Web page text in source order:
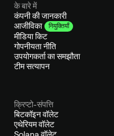
के बारे में
कंपनी की जानकारी
आजीविका
नियुक्तियाँ
मीडिया किट
गोपनीयता नीति
उपयोगकर्ता का समझौता
टीम सत्यापन
क्रिप्टो-संपत्ति
बिटकॉइन वॉलेट
एथेरियम वॉलेट
Solana वॉलेट